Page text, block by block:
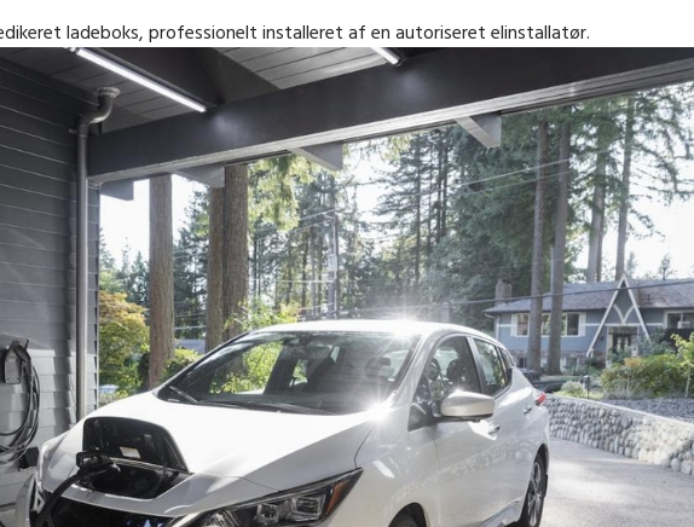
ladeboks, professionelt installeret af en autoriseret elinstallatør.